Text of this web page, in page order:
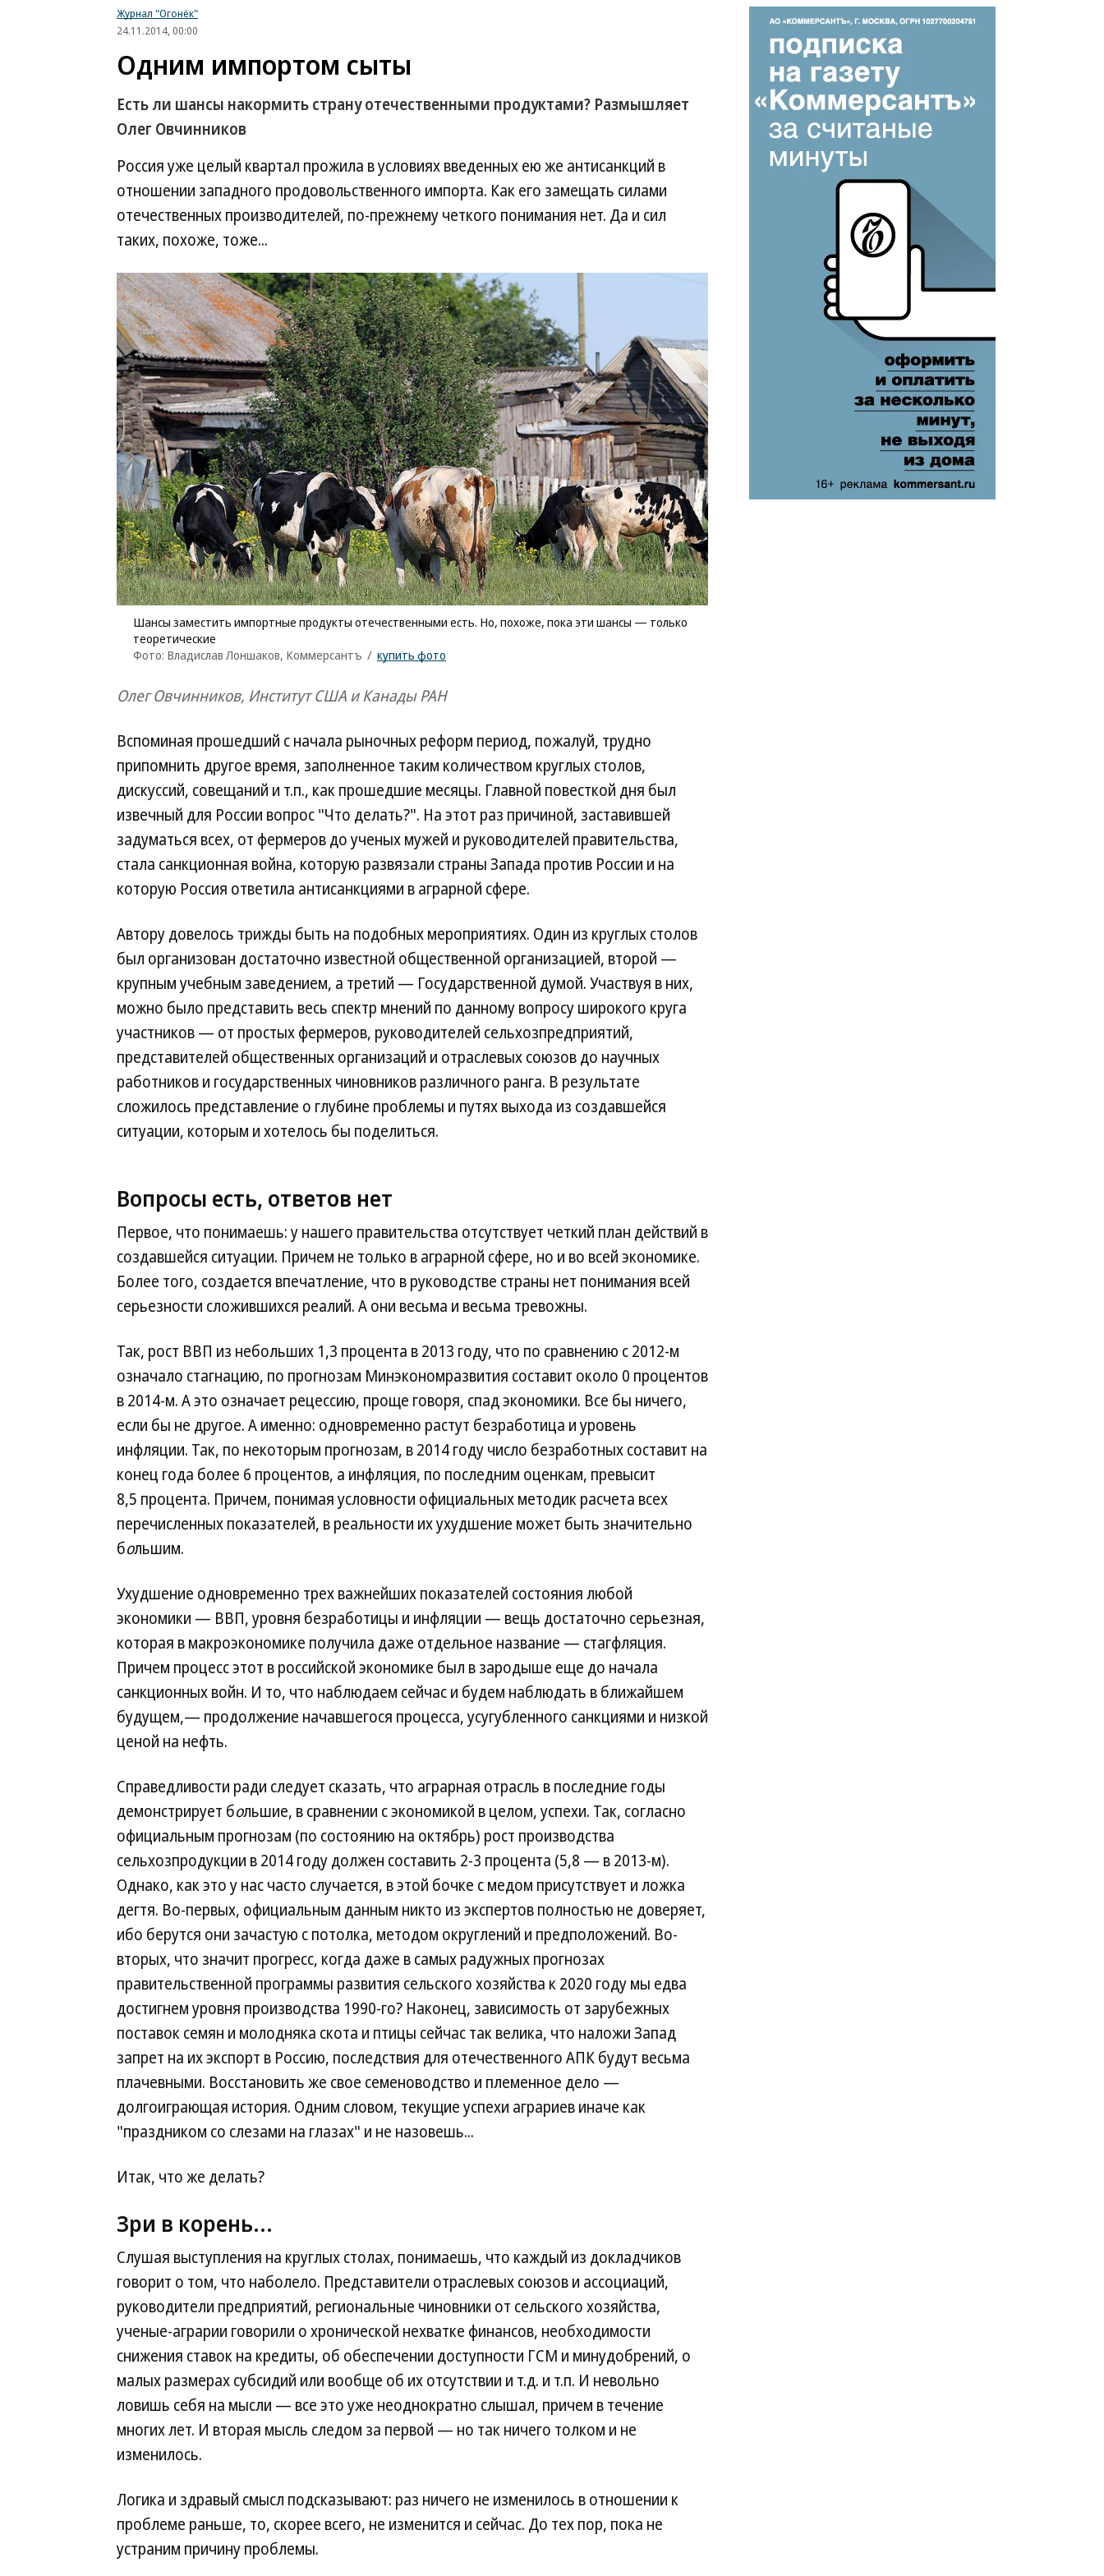
Журнал "Огонёк"
24.11.2014, 00:00
Одним импортом сыты
Есть ли шансы накормить страну отечественными продуктами? Размышляет
Олег Овчинников
Россия уже целый квартал прожила в условиях введенных ею же антисанкций в
отношении западного продовольственного импорта. Как его замещать силами
отечественных производителей, по-прежнему четкого понимания нет. Да и сил
таких, похоже, тоже...
Шансы заместить импортные продукты отечественными есть. Но, похоже, пока эти шансы — только
теоретические
Фото: Владислав Лоншаков, Коммерсантъ / купить фото
Олег Овчинников, Институт США и Канады РАН
Вспоминая прошедший с начала рыночных реформ период, пожалуй, трудно
припомнить другое время, заполненное таким количеством круглых столов,
дискуссий, совещаний и т.п., как прошедшие месяцы. Главной повесткой дня был
извечный для России вопрос "Что делать?". На этот раз причиной, заставившей
задуматься всех, от фермеров до ученых мужей и руководителей правительства,
стала санкционная война, которую развязали страны Запада против России и на
которую Россия ответила антисанкциями в аграрной сфере.
Автору довелось трижды быть на подобных мероприятиях. Один из круглых столов
был организован достаточно известной общественной организацией, второй —
крупным учебным заведением, а третий — Государственной думой. Участвуя в них,
можно было представить весь спектр мнений по данному вопросу широкого круга
участников — от простых фермеров, руководителей сельхозпредприятий,
представителей общественных организаций и отраслевых союзов до научных
работников и государственных чиновников различного ранга. В результате
сложилось представление о глубине проблемы и путях выхода из создавшейся
ситуации, которым и хотелось бы поделиться.
Вопросы есть, ответов нет
Первое, что понимаешь: у нашего правительства отсутствует четкий план действий в
создавшейся ситуации. Причем не только в аграрной сфере, но и во всей экономике.
Более того, создается впечатление, что в руководстве страны нет понимания всей
серьезности сложившихся реалий. А они весьма и весьма тревожны.
Так, рост ВВП из небольших 1,3 процента в 2013 году, что по сравнению с 2012-м
означало стагнацию, по прогнозам Минэкономразвития составит около 0 процентов
в 2014-м. А это означает рецессию, проще говоря, спад экономики. Все бы ничего,
если бы не другое. А именно: одновременно растут безработица и уровень
инфляции. Так, по некоторым прогнозам, в 2014 году число безработных составит на
конец года более 6 процентов, а инфляция, по последним оценкам, превысит
8,5 процента. Причем, понимая условности официальных методик расчета всех
перечисленных показателей, в реальности их ухудшение может быть значительно
большим.
Ухудшение одновременно трех важнейших показателей состояния любой
экономики — ВВП, уровня безработицы и инфляции — вещь достаточно серьезная,
которая в макроэкономике получила даже отдельное название — стагфляция.
Причем процесс этот в российской экономике был в зародыше еще до начала
санкционных войн. И то, что наблюдаем сейчас и будем наблюдать в ближайшем
будущем,— продолжение начавшегося процесса, усугубленного санкциями и низкой
ценой на нефть.
Справедливости ради следует сказать, что аграрная отрасль в последние годы
демонстрирует большие, в сравнении с экономикой в целом, успехи. Так, согласно
официальным прогнозам (по состоянию на октябрь) рост производства
сельхозпродукции в 2014 году должен составить 2-3 процента (5,8 — в 2013-м).
Однако, как это у нас часто случается, в этой бочке с медом присутствует и ложка
дегтя. Во-первых, официальным данным никто из экспертов полностью не доверяет,
ибо берутся они зачастую с потолка, методом округлений и предположений. Во-
вторых, что значит прогресс, когда даже в самых радужных прогнозах
правительственной программы развития сельского хозяйства к 2020 году мы едва
достигнем уровня производства 1990-го? Наконец, зависимость от зарубежных
поставок семян и молодняка скота и птицы сейчас так велика, что наложи Запад
запрет на их экспорт в Россию, последствия для отечественного АПК будут весьма
плачевными. Восстановить же свое семеноводство и племенное дело —
долгоиграющая история. Одним словом, текущие успехи аграриев иначе как
"праздником со слезами на глазах" и не назовешь...
Итак, что же делать?
Зри в корень...
Слушая выступления на круглых столах, понимаешь, что каждый из докладчиков
говорит о том, что наболело. Представители отраслевых союзов и ассоциаций,
руководители предприятий, региональные чиновники от сельского хозяйства,
ученые-аграрии говорили о хронической нехватке финансов, необходимости
снижения ставок на кредиты, об обеспечении доступности ГСМ и минудобрений, о
малых размерах субсидий или вообще об их отсутствии и т.д. и т.п. И невольно
ловишь себя на мысли — все это уже неоднократно слышал, причем в течение
многих лет. И вторая мысль следом за первой — но так ничего толком и не
изменилось.
Логика и здравый смысл подсказывают: раз ничего не изменилось в отношении к
проблеме раньше, то, скорее всего, не изменится и сейчас. До тех пор, пока не
устраним причину проблемы.